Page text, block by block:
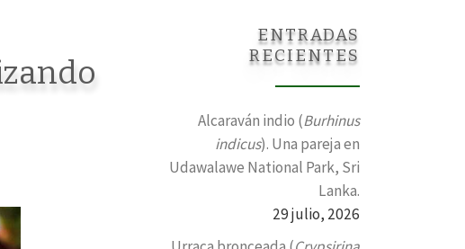
ENTRADAS
RECIENTES
Alcaraván indio (Burhinus
indicus). Una pareja en
Udawalawe National Park, Sri
Lanka.
29 julio, 2026